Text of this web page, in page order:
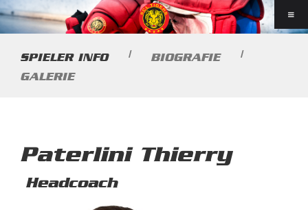
SPIELER INFO | BIOGRAFIE
|
GALERIE
Paterlini Thierry
Headcoach